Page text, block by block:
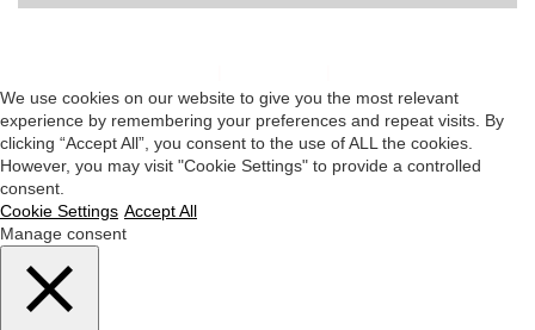
We use cookies on our website to give you the most relevant
experience by remembering your preferences and repeat visits. By
clicking “Accept All”, you consent to the use of ALL the cookies.
However, you may visit "Cookie Settings" to provide a controlled
consent.
Cookie Settings Accept All
Manage consent